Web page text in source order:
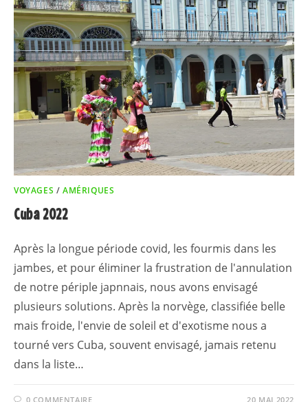
VOYAGES /AMÉRIQUES
Cuba 2022
Après la longue période covid, les fourmis dans les
jambes, et pour éliminer la frustration de l'annulation
de notre périple japnnais, nous avons envisagé
plusieurs solutions. Après la norvège, classifiée belle
mais froide, l'envie de soleil et d'exotisme nous a
tourné vers Cuba, souvent envisagé, jamais retenu
dans la liste…
0 COMMENTAIRE 20 MAI 2022